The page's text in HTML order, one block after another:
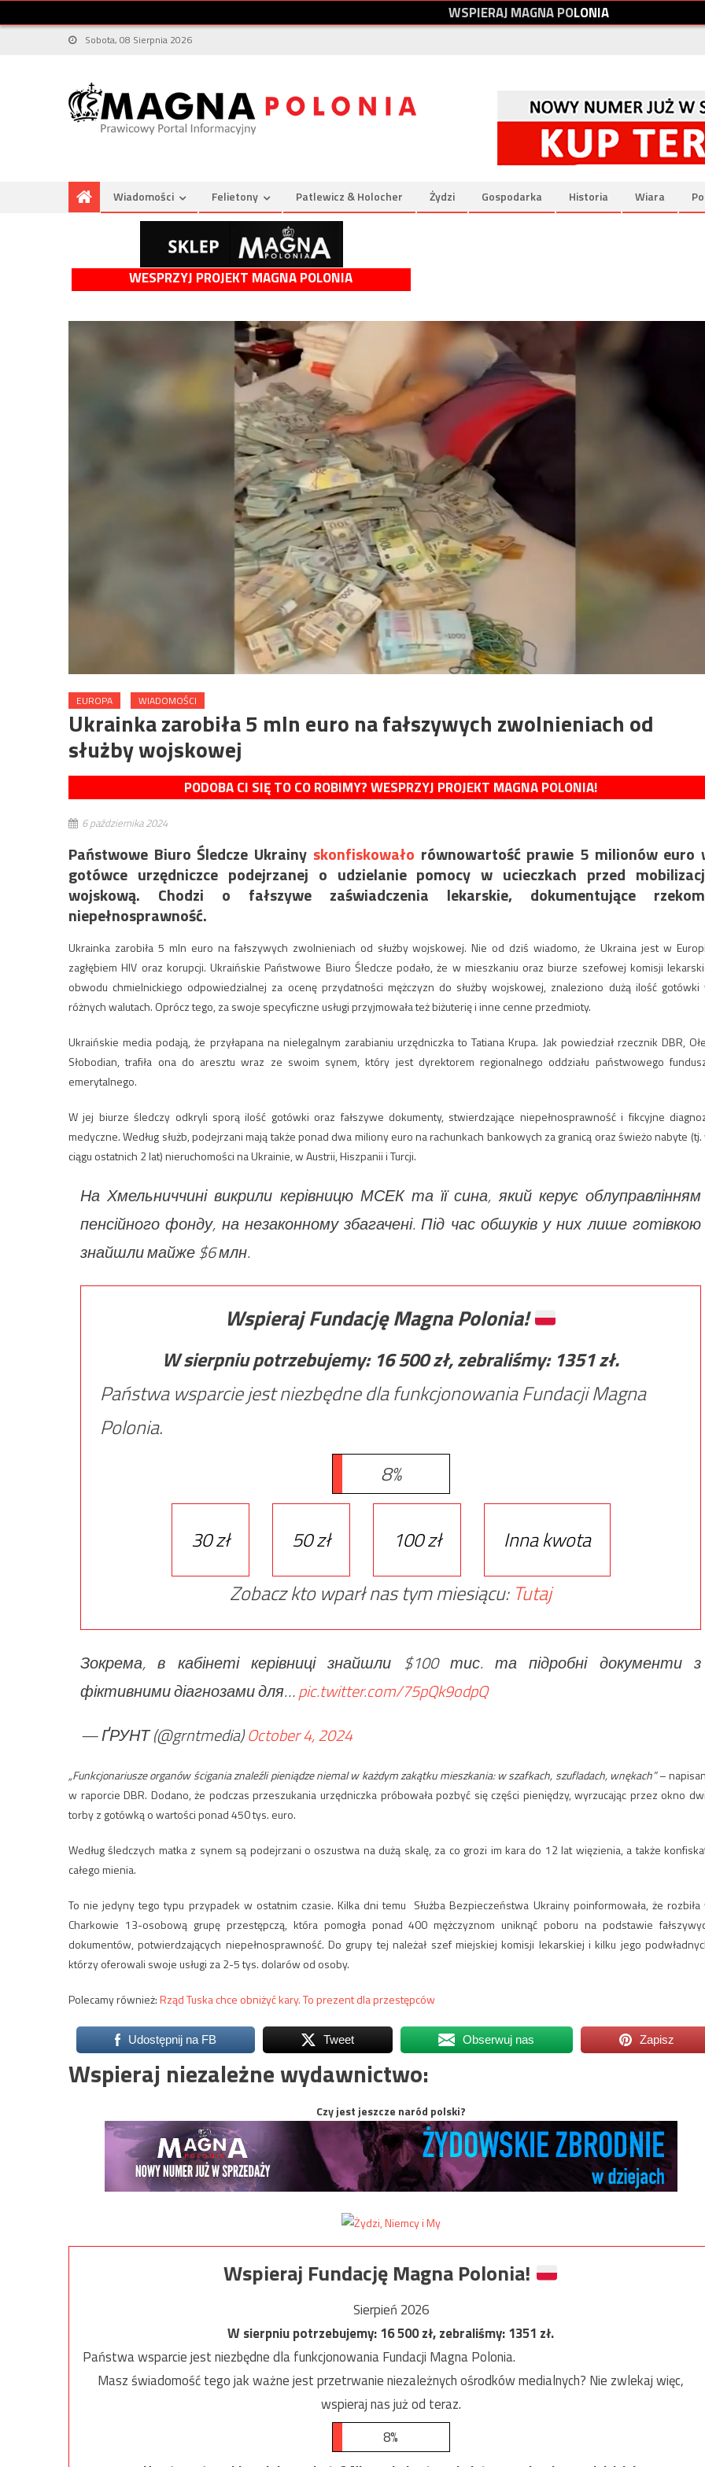
WSPIERAJMAGNAPOLONIA
Sobota, 08 Sierpnia 2026
Wiadomości Felietony Patlewicz & Holocher Żydzi Gospodarka Historia Wiara
WESPRZYJ PROJEKT MAGNA POLONIA
EUROPA WIADOMOŚCI
Ukrainka zarobiła 5 mln euro na fałszywych zwolnieniach od
służby wojskowej
PODOBA CI SIĘ TO CO ROBIMY? WESPRZYJ PROJEKT MAGNA POLONIA!
6 października 2024
Państwowe Biuro Śledcze Ukrainy skonfiskowało równowartość prawie 5 milionów euro
gotówce urzędniczce podejrzanej o udzielanie pomocy w ucieczkach przed
wojskową. Chodzi o fałszywe zaświadczenia lekarskie, dokumentujące
niepełnosprawność.
Ukrainka zarobiła 5 mln euro na fałszywych zwolnieniach od służby wojskowej. Nie od dziś wiadomo, że Ukraina jest w
zagłębiem HIV oraz korupcji. Ukraińskie Państwowe Biuro Śledcze podało, że w mieszkaniu oraz biurze szefowej komisji
obwodu chmielnickiego odpowiedzialnej za ocenę przydatności mężczyzn do służby wojskowej, znaleziono dużą ilość gotówki
różnych walutach. Oprócz tego, za swoje specyficzne usługi przyjmowała też biżuterię i inne cenne przedmioty.
Ukraińskie media podają, że przyłapana na nielegalnym zarabianiu urzędniczka to Tatiana Krupa. Jak powiedział rzecznik DBR,
Słobodian, trafiła ona do aresztu wraz ze swoim synem, który jest dyrektorem regionalnego oddziału państwowego
emerytalnego.
W jej biurze śledczy odkryli sporą ilość gotówki oraz fałszywe dokumenty, stwierdzające niepełnosprawność i fikcyjne
medyczne. Według służb, podejrzani mają także ponad dwa miliony euro na rachunkach bankowych za granicą oraz świeżo nabyte (tj.
ciągu ostatnich 2 lat) nieruchomości na Ukrainie, w Austrii, Hiszpanii i Turcji.
На Хмельниччині викрили керівницю МСЕК та її сина, який керує облуправлінням
пенсійного фонду, на незаконному збагачені. Під час обшуків у них лише готівкою
знайшли майже $6 млн.
Wspieraj Fundację Magna Polonia!
W sierpniu potrzebujemy: 16 500zł, zebraliśmy: 1351zł.
Państwa wsparcie jest niezbędne dla funkcjonowania Fundacji Magna
Polonia.
8%
30 zł 50 zł 100 zł
Inna kwota
Zobacz kto wparł nas tym miesiącu: Tutaj
Зокрема, в кабінеті керівниці знайшли $100 тис. та підробні документи з
фіктивними діагнозами для…pic.twitter.com/75pQk9odpQ
— ҐРУНТ (@grntmedia)October 4, 2024
„Funkcjonariusze organów ścigania znaleźli pieniądze niemal w każdym zakątku mieszkania: w szafkach, szufladach, wnękach”–
w raporcie DBR. Dodano, że podczas przeszukania urzędniczka próbowała pozbyć się części pieniędzy, wyrzucając przez okno
torby z gotówką o wartości ponad 450 tys. euro.
Według śledczych matka z synem są podejrzani o oszustwa na dużą skalę, za co grozi im kara do 12 lat więzienia, a także
całego mienia.
To nie jedyny tego typu przypadek w ostatnim czasie. Kilka dni temu Służba Bezpieczeństwa Ukrainy poinformowała, że rozbiła
Charkowie 13-osobową grupę przestępczą, która pomogła ponad 400 mężczyznom uniknąć poboru na podstawie
dokumentów, potwierdzających niepełnosprawność. Do grupy tej należał szef miejskiej komisji lekarskiej i kilku jego
którzy oferowali swoje usługi za 2-5 tys. dolarów od osoby.
Polecamy również:Rząd Tuska chce obniżyć kary. To prezent dla przestępców
Udostępnij na FB Tweet Obserwuj nas Zapisz
Wspieraj niezależne wydawnictwo:
Czy jest jeszcze naród polski?
Wspieraj Fundację Magna Polonia!
Sierpień 2026
W sierpniu potrzebujemy:16 500zł, zebraliśmy:1351 zł.
Państwa wsparcie jest niezbędne dla funkcjonowania Fundacji Magna Polonia.
Masz świadomość tego jak ważne jest przetrwanie niezależnych ośrodków medialnych? Nie zwlekaj więc,
wspieraj nas już od teraz.
8%